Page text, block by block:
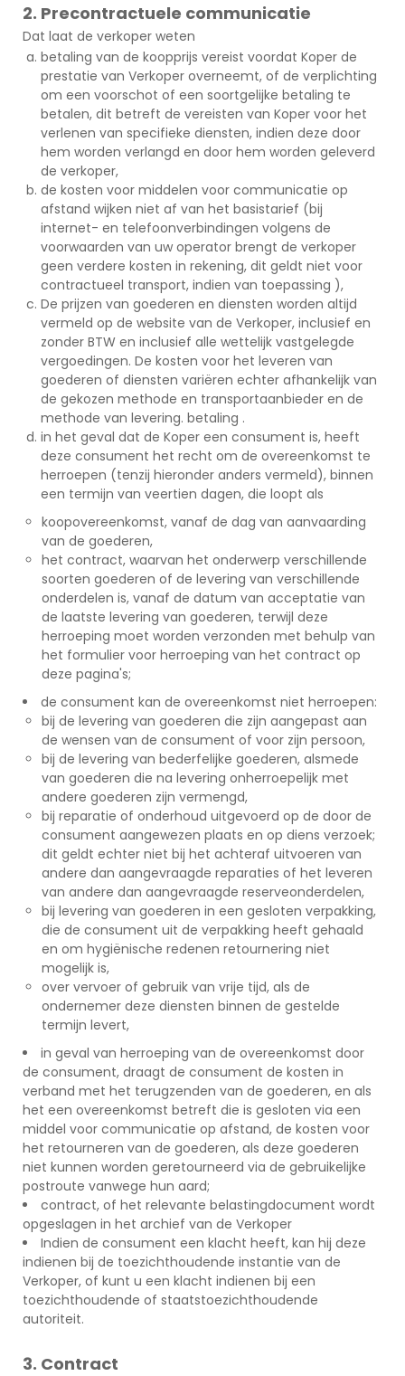
2. Precontractuele communicatie
Dat laat de verkoper weten
betaling van de koopprijs vereist voordat Koper de
prestatie van Verkoper overneemt, of de verplichting
om een voorschot of een soortgelijke betaling te
betalen, dit betreft de vereisten van Koper voor het
verlenen van specifieke diensten, indien deze door
hem worden verlangd en door hem worden geleverd
de verkoper,
de kosten voor middelen voor communicatie op
afstand wijken niet af van het basistarief (bij
internet- en telefoonverbindingen volgens de
voorwaarden van uw operator brengt de verkoper
geen verdere kosten in rekening, dit geldt niet voor
contractueel transport, indien van toepassing ),
De prijzen van goederen en diensten worden altijd
vermeld op de website van de Verkoper, inclusief en
zonder BTW en inclusief alle wettelijk vastgelegde
vergoedingen. De kosten voor het leveren van
goederen of diensten variëren echter afhankelijk van
de gekozen methode en transportaanbieder en de
methode van levering. betaling .
in het geval dat de Koper een consument is, heeft
deze consument het recht om de overeenkomst te
herroepen (tenzij hieronder anders vermeld), binnen
een termijn van veertien dagen, die loopt als
koopovereenkomst, vanaf de dag van aanvaarding
van de goederen,
het contract, waarvan het onderwerp verschillende
soorten goederen of de levering van verschillende
onderdelen is, vanaf de datum van acceptatie van
de laatste levering van goederen, terwijl deze
herroeping moet worden verzonden met behulp van
het formulier voor herroeping van het contract op
deze pagina's;
de consument kan de overeenkomst niet herroepen:
bij de levering van goederen die zijn aangepast aan
de wensen van de consument of voor zijn persoon,
bij de levering van bederfelijke goederen, alsmede
van goederen die na levering onherroepelijk met
andere goederen zijn vermengd,
bij reparatie of onderhoud uitgevoerd op de door de
consument aangewezen plaats en op diens verzoek;
dit geldt echter niet bij het achteraf uitvoeren van
andere dan aangevraagde reparaties of het leveren
van andere dan aangevraagde reserveonderdelen,
bij levering van goederen in een gesloten verpakking,
die de consument uit de verpakking heeft gehaald
en om hygiënische redenen retournering niet
mogelijk is,
over vervoer of gebruik van vrije tijd, als de
ondernemer deze diensten binnen de gestelde
termijn levert,
in geval van herroeping van de overeenkomst door
de consument, draagt de consument de kosten in
verband met het terugzenden van de goederen, en als
het een overeenkomst betreft die is gesloten via een
middel voor communicatie op afstand, de kosten voor
het retourneren van de goederen, als deze goederen
niet kunnen worden geretourneerd via de gebruikelijke
postroute vanwege hun aard;
contract, of het relevante belastingdocument wordt
opgeslagen in het archief van de Verkoper
Indien de consument een klacht heeft, kan hij deze
indienen bij de toezichthoudende instantie van de
Verkoper, of kunt u een klacht indienen bij een
toezichthoudende of staatstoezichthoudende
autoriteit.
3. Contract